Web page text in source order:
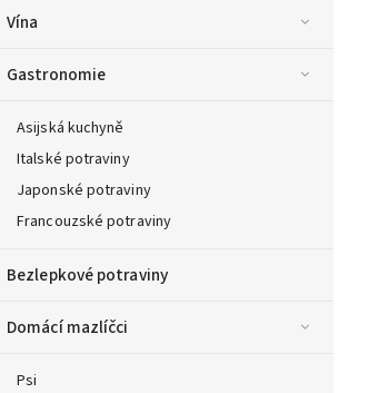
Vína
Gastronomie
Asijská kuchyně
Italské potraviny
Japonské potraviny
Francouzské potraviny
Bezlepkové potraviny
Domácí mazlíčci
Psi